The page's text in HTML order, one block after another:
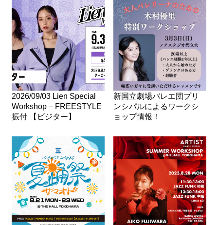
2026/09/03 Lien Special
Workshop – FREESTYLE
振付 【ビジター】
新国立劇場バレエ団プリ
ンシパルによるワークシ
ョップ情報！